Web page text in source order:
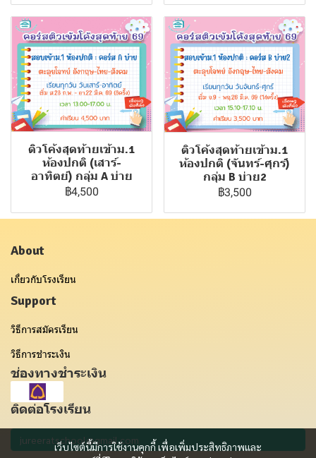
ติวโค้งสุดท้ายเข้าม.1
ห้องปกติ (เสาร์-
อาทิตย์) กลุ่ม A บ่าย
฿4,500
ติวโค้งสุดท้ายเข้าม.1
ห้องปกติ (จันทร์-ศุกร์)
กลุ่ม B บ่าย2
฿3,500
เว็บไซต์นี้มีการใช้งานคุกกี้ เพื่อเพิ่มประสิทธิภาพและ
About
เกี่ยวกับโรงเรียน
Support
วิธีการสมัครเรียน
วิธีการชำระเงิน
ช่องทางชำระเงิน
ติดต่อโรงเรียน